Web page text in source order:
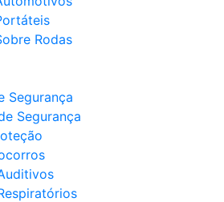
Rodas
Segurança
Segurança